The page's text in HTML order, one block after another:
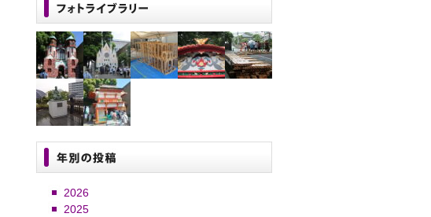
2026
2025